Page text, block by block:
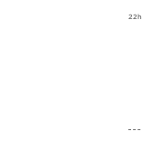
22h